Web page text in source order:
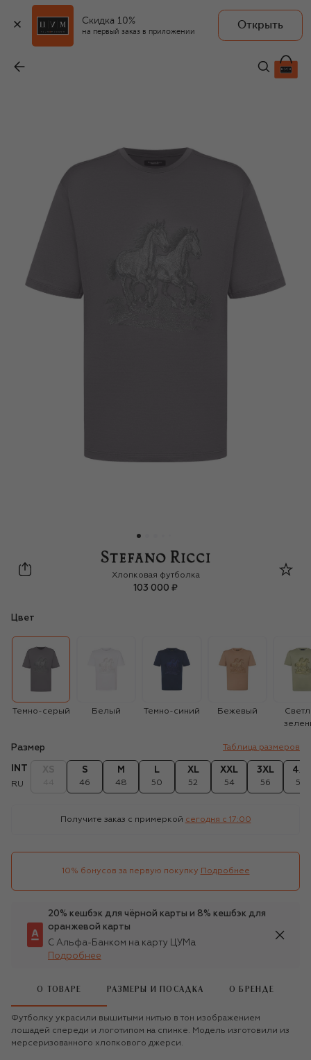
Скидка 10%
на первый заказ в приложении
Открыть
103 000 ₽
Stefano Ricci
Хлопковая футболка
103 000 ₽
Цвет
Темно-серый Белый Темно-синий Бежевый
Размер Таблица размеров
INT
RU
S
46
M
48
L
50
XL
52
XXL
54
3XL
56
4XL
58
Получите заказ с примеркой сегодня c 17:00
10% бонусов за первую покупку Подробнее
20% кешбэк для чёрной карты и 8% кешбэк для
оранжевой карты
С Альфа-Банком на карту ЦУМа
Подробнее
О ТОВАРЕ РАЗМЕРЫ И ПОСАДКА О БРЕНДЕ
Футболку украсили вышитыми нитью в тон изображением
лошадей спереди и логотипом на спинке. Модель изготовили из
мерсеризованного хлопкового джерси.